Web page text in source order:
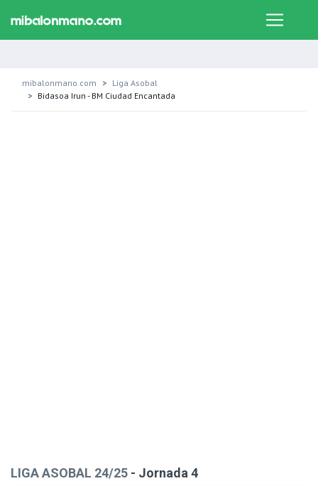
mibalonmano.com
Liga Asobal
Bidasoa Irun - BM Ciudad Encantada
LIGA ASOBAL 24/25 - Jornada 4